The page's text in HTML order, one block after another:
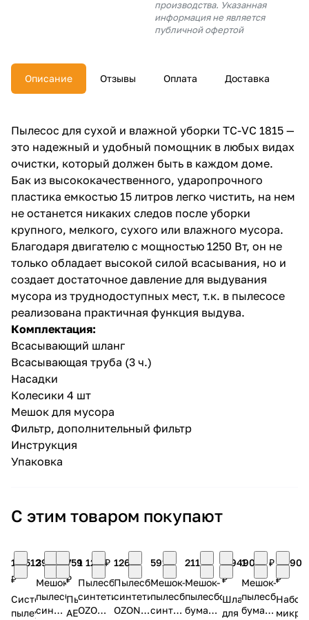
производства. Указанная
информация не является
публичной офертой
Описание Отзывы Оплата Доставка
Пылесос для сухой и влажной уборки TC-VC 1815 —
это надежный и удобный помощник в любых видах
очистки, который должен быть в каждом доме.
Бак из высококачественного, ударопрочного
пластика емкостью 15 литров легко чистить, на нем
не останется никаких следов после уборки
крупного, мелкого, сухого или влажного мусора.
Благодаря двигателю с мощностью 1250 Вт, он не
только обладает высокой силой всасывания, но и
создает достаточное давление для выдувания
мусора из труднодоступных мест, т.к. в пылесосе
реализована практичная функция выдува.
Комплектация:
Всасывающий шланг
Всасывающая труба (3 ч.)
Насадки
Колесики 4 шт
Мешок для мусора
Фильтр, дополнительный фильтр
Инструкция
Упаковка
С этим товаром покупают
10 512
₽
Система
пылеудаления
399 ₽
Мешок-
пылесборник
синтетический
759
₽
Пылесборник
AEG
1 120 ₽
Пылесборник
синтетический
OZONE
126 ₽
Пылесборник
синтетический
OZONE
591 ₽
Мешок-
пылесборник
синтетический,
211 ₽
Мешок-
пылесборник
бумажный
2 949
₽
Шланг
для
1 019 ₽
Мешок-
пылесборник
бумажный
1 090
₽
Набор
раз в 2
недели